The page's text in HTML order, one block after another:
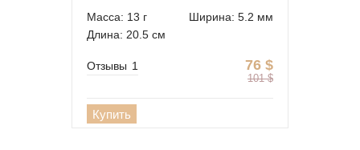
Масса: 13 г
Ширина: 5.2 мм
Длина: 20.5 см
76 $
101 $
Отзывы 1
Купить